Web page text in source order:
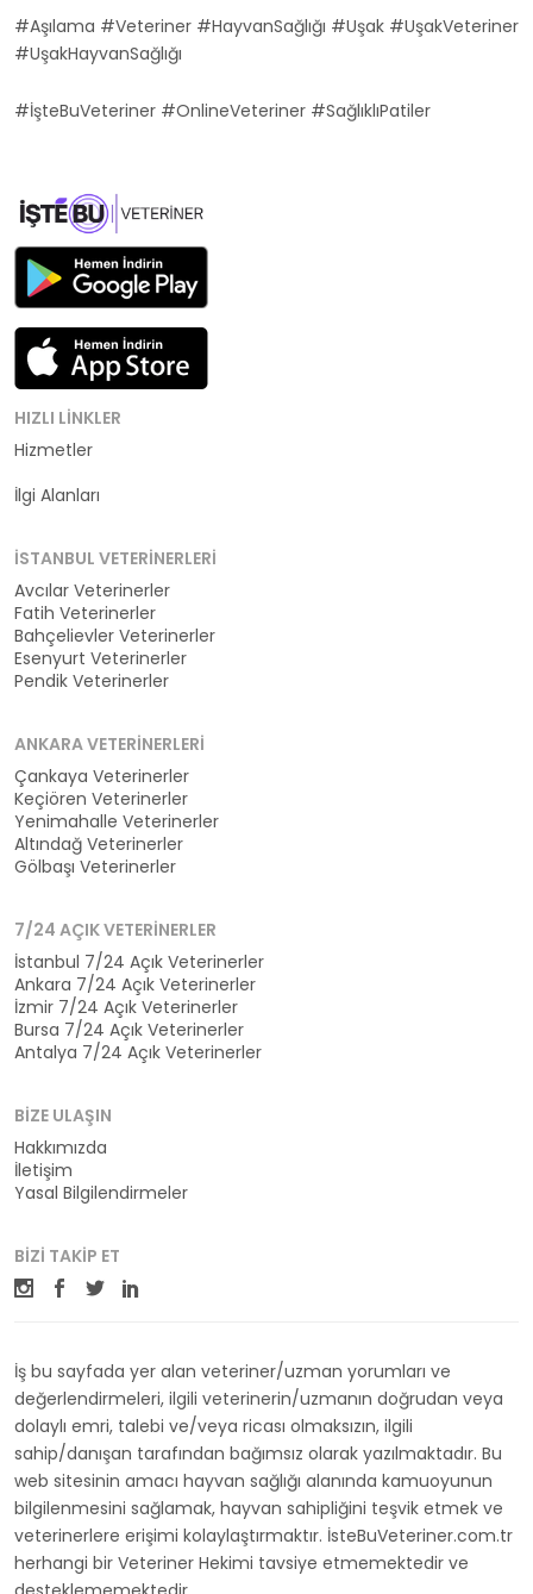
#Aşılama #Veteriner #HayvanSağlığı #Uşak #UşakVeteriner
#UşakHayvanSağlığı
#İşteBuVeteriner #OnlineVeteriner #SağlıklıPatiler
HIZLI LINKLER
Hizmetler
İlgi Alanları
İSTANBUL VETERINERLERI
Avcılar Veterinerler
Fatih Veterinerler
Bahçelievler Veterinerler
Esenyurt Veterinerler
Pendik Veterinerler
ANKARA VETERINERLERI
Çankaya Veterinerler
Keçiören Veterinerler
Yenimahalle Veterinerler
Altındağ Veterinerler
Gölbaşı Veterinerler
7/24 AÇIK VETERINERLER
İstanbul 7/24 Açık Veterinerler
Ankara 7/24 Açık Veterinerler
İzmir 7/24 Açık Veterinerler
Bursa 7/24 Açık Veterinerler
Antalya 7/24 Açık Veterinerler
BIZE ULAŞIN
Hakkımızda
İletişim
Yasal Bilgilendirmeler
BIZI TAKIP ET
İş bu sayfada yer alan veteriner/uzman yorumları ve
değerlendirmeleri, ilgili veterinerin/uzmanın doğrudan veya
dolaylı emri, talebi ve/veya ricası olmaksızın, ilgili
sahip/danışan tarafından bağımsız olarak yazılmaktadır. Bu
web sitesinin amacı hayvan sağlığı alanında kamuoyunun
bilgilenmesini sağlamak, hayvan sahipliğini teşvik etmek ve
veterinerlere erişimi kolaylaştırmaktır. İsteBuVeteriner.com.tr
herhangi bir Veteriner Hekimi tavsiye etmemektedir ve